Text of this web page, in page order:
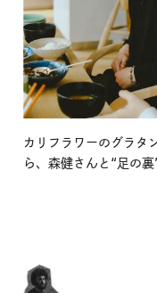
カリフラワーのグラタ
ら、森健さんと“足の